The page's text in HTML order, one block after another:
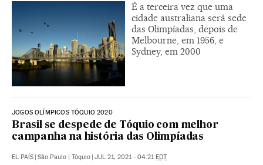
É a terceira vez que uma
cidade australiana será sede
das Olimpíadas, depois de
Melbourne, em 1956, e
Sydney, em 2000
JOGOS OLÍMPICOS TÓQUIO 2020
Brasil se despede de Tóquio com melhor
campanha na história das Olimpíadas
EL PAÍS | São Paulo | Tóquio | JUL 21, 2021 - 04:21EDT